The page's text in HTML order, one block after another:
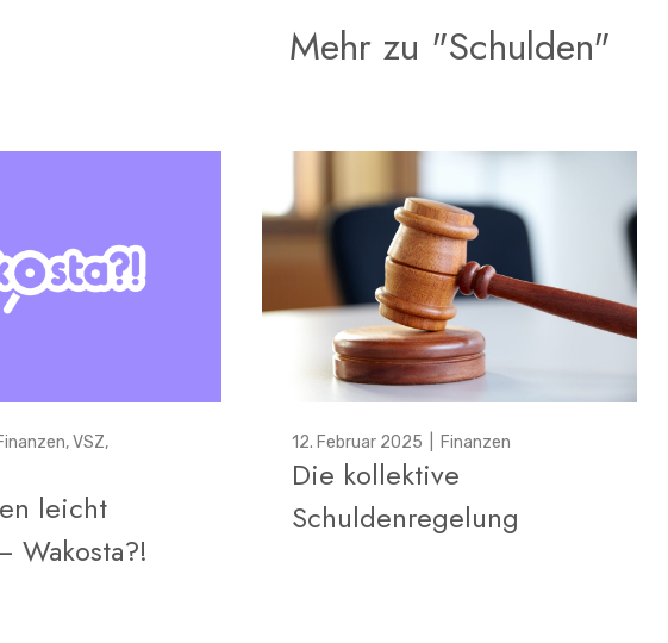
Mehr zu "Schulden"
,VSZ,
leicht
Wakosta?!
12. Februar 2025 Finanzen
Die kollektive
Schuldenregelung